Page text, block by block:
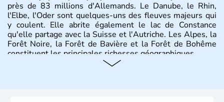
près de 83 millions d'Allemands. Le Danube, le Rhin,
l'Elbe, l'Oder sont quelques-uns des fleuves majeurs qui
y coulent. Elle abrite également le lac de Constance
qu'elle partage avec la Suisse et l'Autriche. Les Alpes, la
Forêt Noire, la Forêt de Bavière et la Forêt de Bohême
constituent les principales richesses géographiques.